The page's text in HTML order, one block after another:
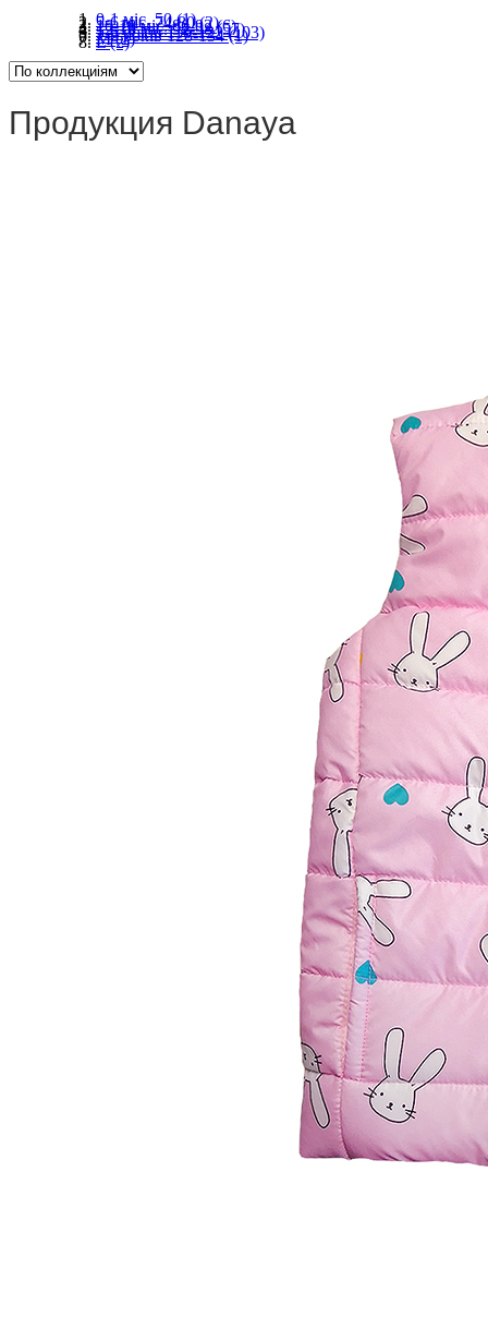
0-1 міс. 50 (1)
5-6 міс. 74-80 (2)
10-18 міс. 86-92 (6)
12-18 міс. 92-98 (57)
5-6 років 116-122 (103)
7-8 років 128-134 (1)
M (2)
L (2)
Продукция Danaya